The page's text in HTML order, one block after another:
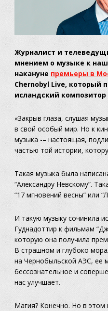
Журналист и
мнением о музыке к
накануне премьеры в
Chernobyl Live, который
исландский
«Закрыв глаза, слушая
в свой особый мир. Но к
музыка -– настоящая,
частью той истории,
Такая музыка была
“Александру Невскому”.
“17 мгновений весны” или
И такую музыку сочинила
Гуднадоттир к фильмам
которую она получила
В страшном и глубоко
на Чернобыльской АЭС, ее
бессознательное и
нас улучшает.
Магия? Конечно. Но в этом